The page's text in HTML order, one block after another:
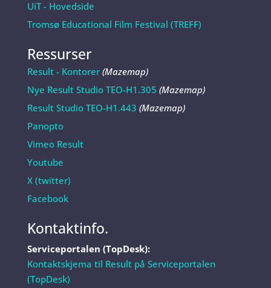
UiT - Hovedside
Tromsø Educational Film Festival (TREFF)
Ressurser
Result - Kontorer(Mazemap)
Nye Result Studio TEO-H1.305 (Mazemap)
Result Studio TEO-H1.443 (Mazemap)
Panopto
Vimeo Result
Youtube
X (twitter)
Facebook
Kontaktinfo.
Serviceportalen (TopDesk):
Kontaktskjema til Result på Serviceportalen
(TopDesk)